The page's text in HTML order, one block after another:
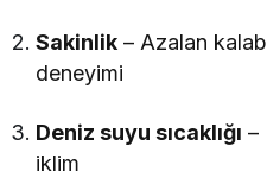
Sakinlik – Azalan
deneyimi
Deniz suyu sıcaklığı –
iklim